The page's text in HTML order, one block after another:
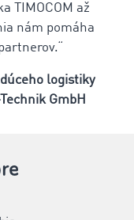
TIMOCOM až
nám pomáha
logistiky
GmbH